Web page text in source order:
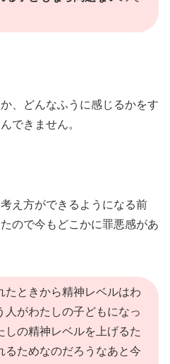
、どんなふうに感じるかをす
できません。
え方ができるようになる前
ので今もどこかに罪悪感があ
たときから精神レベルはわ
人がわたしの子どもになっ
しの精神レベルを上げるた
るためなのだろうなあと今